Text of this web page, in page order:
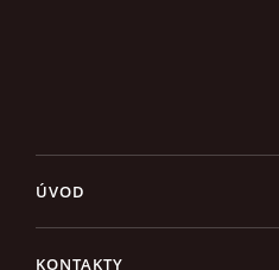
ÚVOD
KONTAKTY